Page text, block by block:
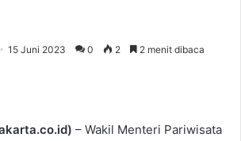
15 Juni 2023 0 2 2 menit dibaca
– Wakil Menteri Pariwisata